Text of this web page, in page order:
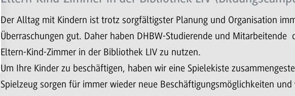
Der Alltag mit Kindern ist trotz sorgfältigster Planung und Organisation
Überraschungen gut. Daher haben DHBW-Studierende und Mitarbeitende
Eltern-Kind-Zimmer in der Bibliothek LIV zu nutzen.
Um Ihre Kinder zu beschäftigen, haben wir eine Spielekiste
Spielzeug sorgen für immer wieder neue Beschäftigungsmöglichkeiten